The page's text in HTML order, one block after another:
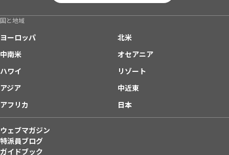
国と地域
ヨーロッパ
北米
中南米
オセアニア
ハワイ
リゾート
アジア
中近東
アフリカ
日本
ウェブマガジン
特派員ブログ
ガイドブック